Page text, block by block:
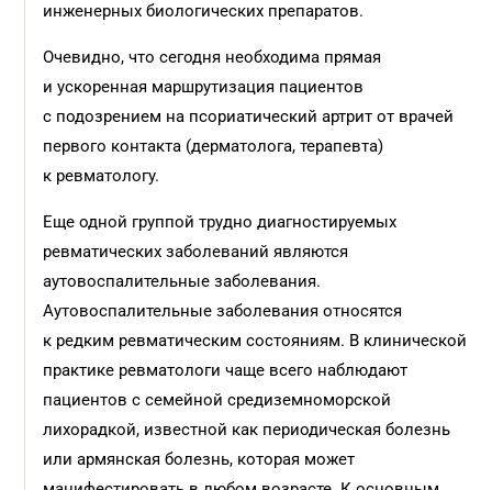
инженерных биологических препаратов.
Очевидно, что сегодня необходима прямая
и ускоренная маршрутизация пациентов
с подозрением на псориатический артрит от врачей
первого контакта (дерматолога, терапевта)
к ревматологу.
Еще одной группой трудно диагностируемых
ревматических заболеваний являются
аутовоспалительные заболевания.
Аутовоспалительные заболевания относятся
к редким ревматическим состояниям. В клинической
практике ревматологи чаще всего наблюдают
пациентов с семейной средиземноморской
лихорадкой, известной как периодическая болезнь
или армянская болезнь, которая может